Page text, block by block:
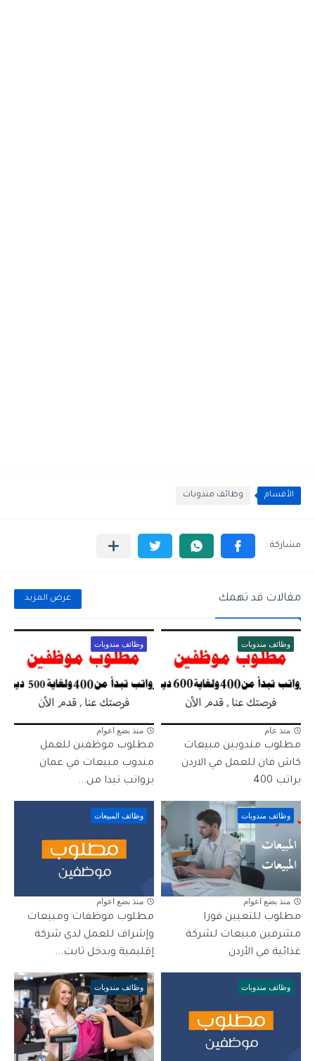
الأقسام وظائف مندوبات
مقالات قد تهمك عرض المزيد
وظائف مندوبات
منذ عام
مطلوب مندوبين مبيعات
كاش فان للعمل في الاردن
براتب 400
وظائف مندوبات
منذ بضع اعوام
مطلوب موظفين للعمل
مندوب مبيعات في عمان
برواتب تبدا من...
وظائف مندوبات
منذ بضع اعوام
مطلوب للتعيين فورا
مشرفين مبيعات لشركة
غذائية في الأردن
وظائف المبيعات
منذ بضع اعوام
مطلوب موظفات ومبيعات
وإشراف للعمل لدى شركة
إقليمية وبدخل ثابت...
وظائف مندوبات وظائف مندوبات